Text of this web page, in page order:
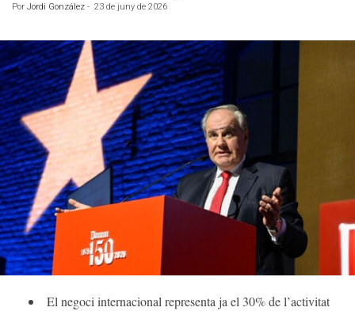
Por Jordi González - 23 de juny de 2026
El negoci internacional representa ja el 30% de l’activitat